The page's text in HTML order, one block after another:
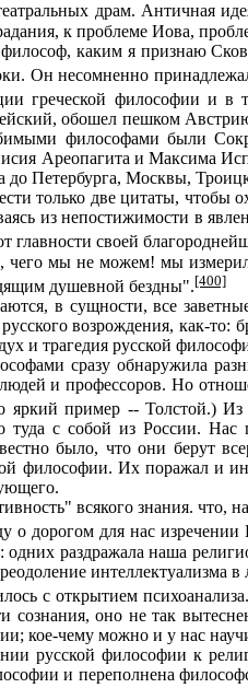
драм. Античная
к проблеме Иова,
каким я признаю
Он несомненно
греческой философии и в
обошел пешком
философами были
Ареопагита и Максима
до Петербурга, Москвы,
только две цитаты, чтобы
из непостижимости в
главности своей
чего мы не можем! мы
душевной бездны".[400]
в сущности, все
возрождения, как-
и трагедия русской
сразу обнаружила
и профессоров. Но
яркий пример -- Толстой.)
туда с собой из России.
было, что они берут
философии. Их поражал и
всякого знания. что,
дорогом для нас изречении
одних раздражала наша
с открытием психоанализа.
оно не так
кое-чему можно и у нас
русской философии к
и переполнена